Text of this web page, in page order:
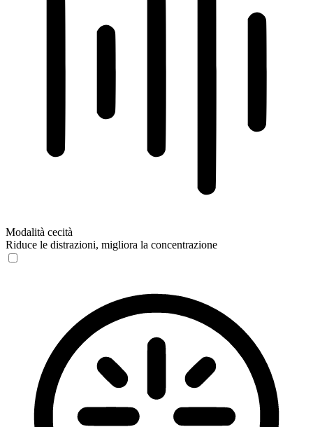
Modalità cecità
Riduce le distrazioni, migliora la concentrazione